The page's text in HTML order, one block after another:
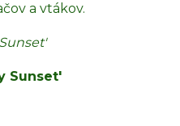
a vtákov.
Sunset'